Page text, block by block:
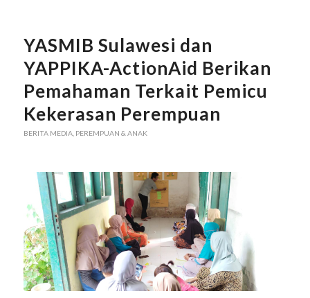
YASMIB Sulawesi dan
YAPPIKA-ActionAid Berikan
Pemahaman Terkait Pemicu
Kekerasan Perempuan
BERITA MEDIA, PEREMPUAN & ANAK